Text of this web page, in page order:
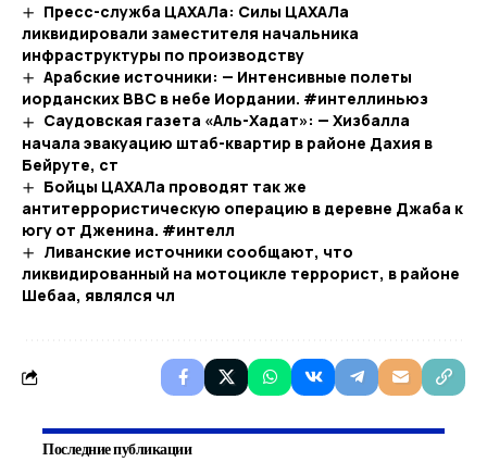
Пресс-служба ЦАХАЛа: Силы ЦАХАЛа
ликвидировали заместителя начальника
инфраструктуры по производству
Арабские источники: — Интенсивные полеты
иорданских ВВС в небе Иордании. #интеллиньюз
Саудовская газета «Аль-Хадат»: — Хизбалла
начала эвакуацию штаб-квартир в районе Дахия в
Бейруте, ст
Бойцы ЦАХАЛа проводят так же
антитеррористическую операцию в деревне Джаба к
югу от Дженина. #интелл
Ливанские источники сообщают, что
ликвидированный на мотоцикле террорист, в районе
Шебаа, являлся чл
Последние публикации